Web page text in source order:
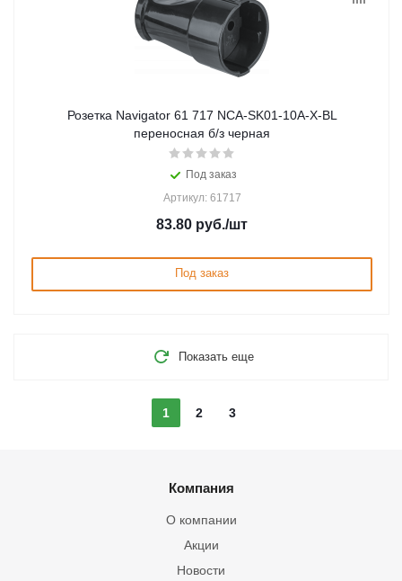
Розетка Navigator 61 717 NCA-SK01-10A-X-BL
переносная б/з черная
Под заказ
Артикул: 61717
83.80 руб./шт
Под заказ
Показать еще
1 2 3
Компания
О компании
Акции
Новости